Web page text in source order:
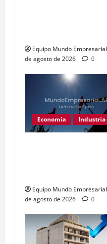
Equipo Mundo Empresarial
de agosto de 2026
0
Economía Industria
Equipo Mundo Empresarial
de agosto de 2026
0